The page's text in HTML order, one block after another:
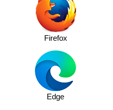
Firefox
Edge